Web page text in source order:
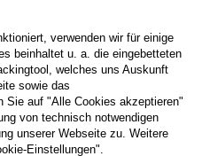
verwenden wir für einige
beinhaltet u. a. die eingebetteten
welches uns Auskunft
sowie das
Sie auf "Alle Cookies akzeptieren"
von technisch notwendigen
unserer Webseite zu. Weitere
Einstellungen".